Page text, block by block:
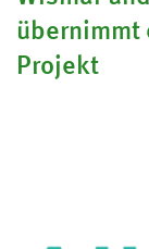
übernimmt
Projekt